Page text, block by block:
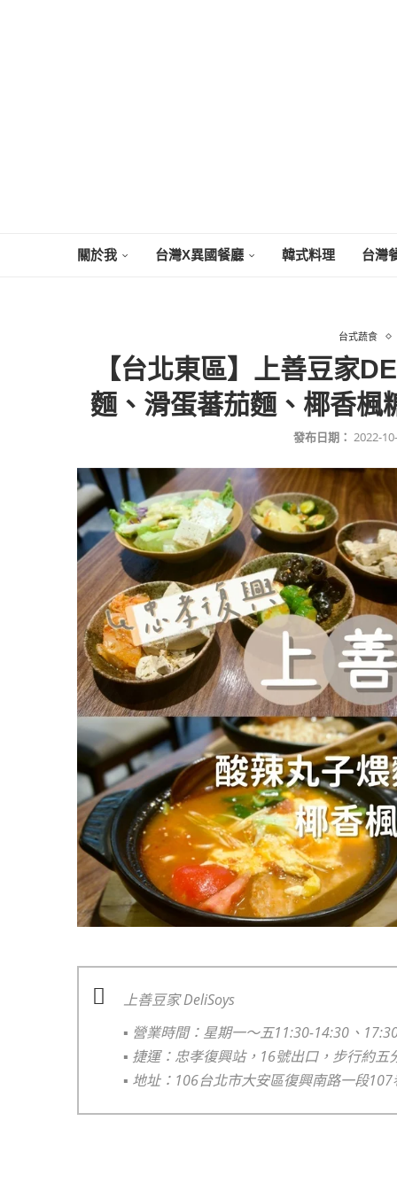
關於我 台灣X異國餐廳 韓式料理 台灣
台式蔬食
【台北東區】上善豆家
麵、滑蛋蕃茄麵、椰香楓
發布日期： 2022-
上善豆家 DeliSoys
▪️ 營業時間：星期一～五11:30-14:30、
▪️ 捷運：忠孝復興站，16號出口，步行約五
▪️ 地址：106台北市大安區復興南路一段107